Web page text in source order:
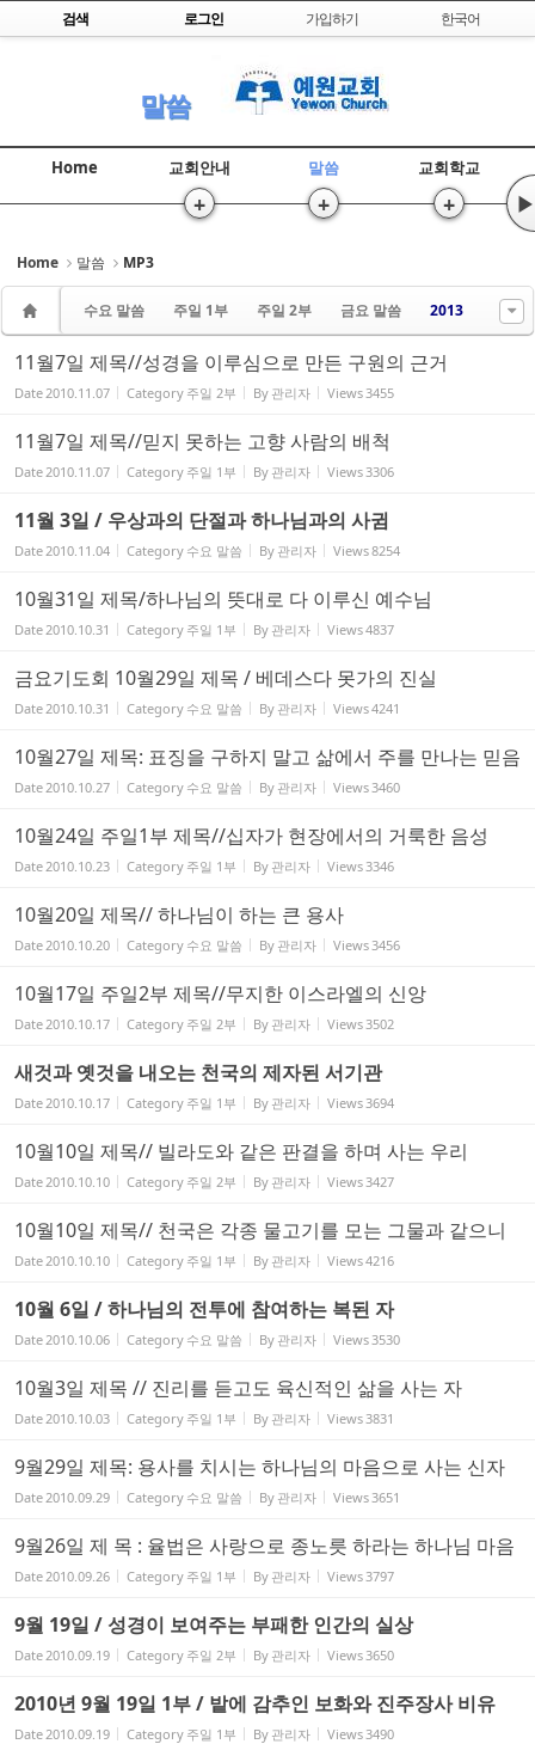
Skip to content
검색 로그인 가입하기 한국어
말씀
Home 교회안내
+
말씀
+
교회학교
+ ▶
Home 말씀 MP3
수요 말씀 주일 1부 주일 2부 금요 말씀 2013
11월7일 제목//성경을 이루심으로 만든 구원의 근거
Date2010.11.07 Category 주일 2부 By 관리자 Views3455
11월7일 제목//믿지 못하는 고향 사람의 배척
Date2010.11.07 Category 주일 1부 By 관리자 Views3306
11월 3일 / 우상과의 단절과 하나님과의 사귐
Date2010.11.04 Category 수요 말씀 By 관리자 Views8254
10월31일 제목/하나님의 뜻대로 다 이루신 예수님
Date2010.10.31 Category 주일 1부 By 관리자 Views4837
금요기도회 10월29일 제목 / 베데스다 못가의 진실
Date2010.10.31 Category 수요 말씀 By 관리자 Views4241
10월27일 제목: 표징을 구하지 말고 삶에서 주를 만나는 믿음
Date2010.10.27 Category 수요 말씀 By 관리자 Views3460
10월24일 주일1부 제목//십자가 현장에서의 거룩한 음성
Date2010.10.23 Category 주일 1부 By 관리자 Views3346
10월20일 제목// 하나님이 하는 큰 용사
Date2010.10.20 Category 수요 말씀 By 관리자 Views3456
10월17일 주일2부 제목//무지한 이스라엘의 신앙
Date2010.10.17 Category 주일 2부 By 관리자 Views3502
새것과 옛것을 내오는 천국의 제자된 서기관
Date2010.10.17 Category 주일 1부 By 관리자 Views3694
10월10일 제목// 빌라도와 같은 판결을 하며 사는 우리
Date2010.10.10 Category 주일 2부 By 관리자 Views3427
10월10일 제목// 천국은 각종 물고기를 모는 그물과 같으니
Date2010.10.10 Category 주일 1부 By 관리자 Views4216
10월 6일 / 하나님의 전투에 참여하는 복된 자
Date2010.10.06 Category 수요 말씀 By 관리자 Views3530
10월3일 제목 // 진리를 듣고도 육신적인 삶을 사는 자
Date2010.10.03 Category 주일 1부 By 관리자 Views3831
9월29일 제목: 용사를 치시는 하나님의 마음으로 사는 신자
Date2010.09.29 Category 수요 말씀 By 관리자 Views3651
9월26일 제 목 : 율법은 사랑으로 종노릇 하라는 하나님 마음
Date2010.09.26 Category 주일 1부 By 관리자 Views3797
9월 19일 / 성경이 보여주는 부패한 인간의 실상
Date2010.09.19 Category 주일 2부 By 관리자 Views3650
2010년 9월 19일 1부 / 밭에 감추인 보화와 진주장사 비유
Date2010.09.19 Category 주일 1부 By 관리자 Views3490
Sketchbook5, 스케치북5
Sketchbook5, 스케치북5